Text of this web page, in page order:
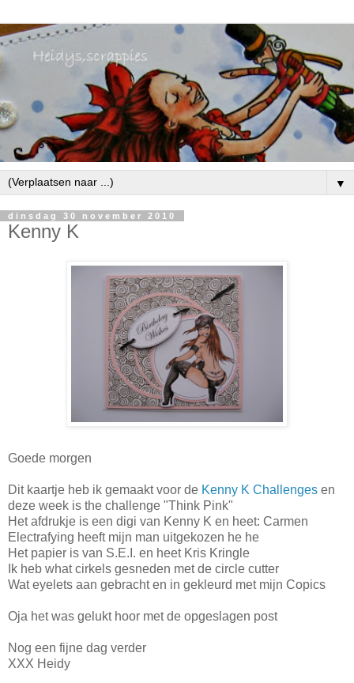
▼
dinsdag 30 november 2010
Kenny K
Goede morgen
Dit kaartje heb ik gemaakt voor de Kenny K Challenges en
deze week is the challenge "Think Pink"
Het afdrukje is een digi van Kenny K en heet: Carmen
Electrafying heeft mijn man uitgekozen he he
Het papier is van S.E.I. en heet Kris Kringle
Ik heb what cirkels gesneden met de circle cutter
Wat eyelets aan gebracht en in gekleurd met mijn Copics
Oja het was gelukt hoor met de opgeslagen post
Nog een fijne dag verder
XXX Heidy